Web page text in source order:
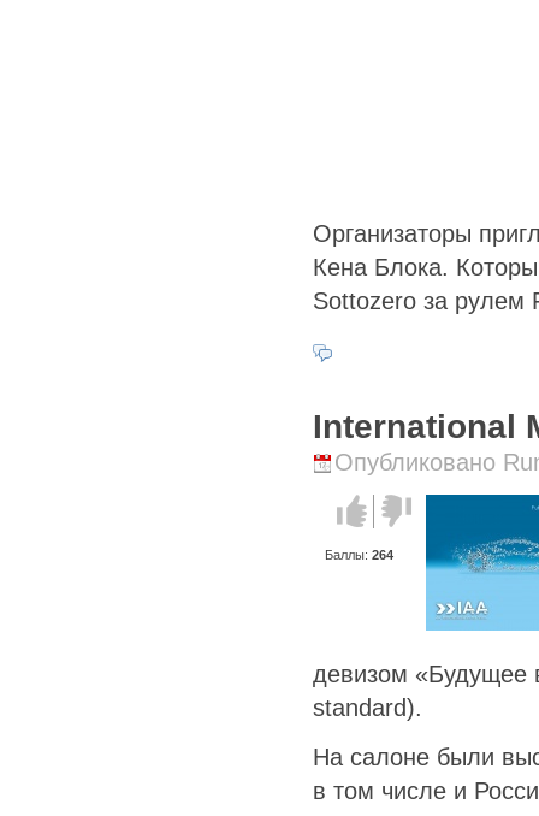
Организаторы
Кена Блока.
Sottozero за рулем
International
Опубликовано
Голос за!Голос
против!
Баллы: 264
девизом «Будущее
standard).
На салоне были
в том числе и